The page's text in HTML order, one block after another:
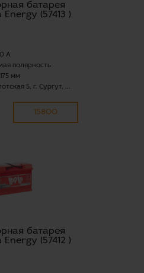
батарея
Energy (57413 )
А
полярность
мм
5, г. Сургут, ...
15800
батарея
Energy (57412 )